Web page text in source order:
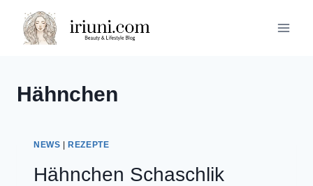
Inhalt
springen
Hähnchen
NEWS REZEPTE
Hähnchen Schaschlik